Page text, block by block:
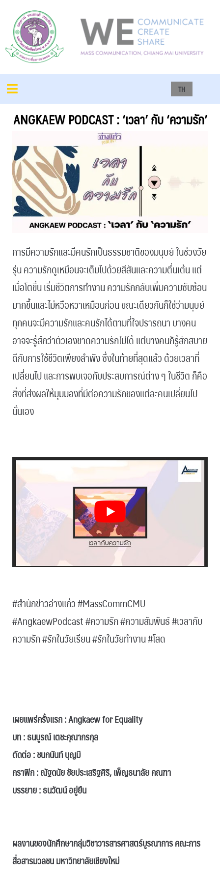
TH
ANGKAEW PODCAST : ‘เวลา’ กับ ‘ความรัก’
การมีความรักและมีคนรักเป็นธรรมชาติของมนุษย์ ในช่วงวัย
รุ่น ความรักดูเหมือนจะเต็มไปด้วยสีสันและความตื่นเต้น แต่
เมื่อโตขึ้น เริ่มชีวิตการทำงาน ความรักกลับเพิ่มความซับซ้อน
มากขึ้นและไม่หวือหวาเหมือนก่อน ขณะเดียวกันก็ใช่ว่ามนุษย์
ทุกคนจะมีความรักและคนรักได้ตามที่ใจปรารถนา บางคน
อาจจะรู้สึกว่าตัวเองขาดความรักไม่ได้ แต่บางคนก็รู้สึกสบาย
ดีกับการใช้ชีวิตเพียงลำพัง ซึ่งในท้ายที่สุดแล้ว ด้วยเวลาที่
เปลี่ยนไป และการพบเจอกับประสบการณ์ต่าง ๆ ในชีวิต ก็คือ
สิ่งที่ส่งผลให้มุมมองที่มีต่อความรักของแต่ละคนเปลี่ยนไป
นั่นเอง
#สำนักข่าวอ่างแก้ว #MassCommCMU
#AngkaewPodcast #ความรัก #ความสัมพันธ์ #เวลากับ
ความรัก #รักในวัยเรียน #รักในวัยทำงาน #โสด
เผยแพร่ครั้งแรก : Angkaew for Equality
บท : ธนบูรณ์ เตชะคุณากรกุล
ตัดต่อ : ชนกนันท์ บุญมี
กราฟิก : ณัฐดนัย ชัยประเสริฐศิริ, เพ็ญธนาลัย คณฑา
บรรยาย : ธนวัฒน์ อยู่ยืน
ผลงานของนักศึกษากลุ่มวิชาวารสารศาสตร์บูรณาการ คณะการ
สื่อสารมวลชน มหาวิทยาลัยเชียงใหม่